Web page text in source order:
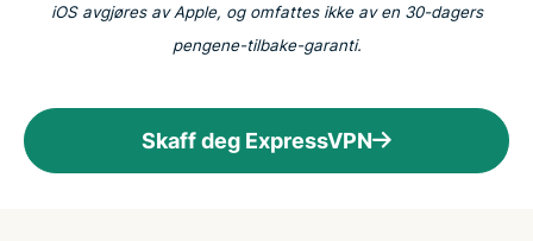
iOS avgjøres av Apple, og omfattes ikke av en 30-dagers
pengene-tilbake-garanti.
Skaff deg ExpressVPN